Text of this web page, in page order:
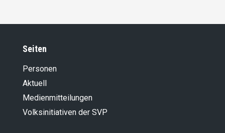
Seiten
Personen
Aktuell
Medienmitteilungen
Volksinitiativen der SVP